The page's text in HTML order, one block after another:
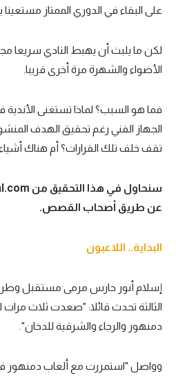
رياضة نسائية
أقسام خاصة
ميركاتو
تحقيق في الجول
حكايات في الجول
كويز في الجول
على البقاء في الدوري الممتاز مستعينا
لكن ما يلبث أن يهبط النادي سريعا
الأضواء والشهرة مرة أخرى قريبا.
الجهاز الفني رغم تحقيق الهدف
تقف خلف تلك القرارات؟ أم هناك
عن طريق أصحاب القصص.
البداية.. اللاعبون
إسلام أنور حارس مرمى مستقبل وطن
الثالثة تحدث قائلا: "صعدت ثلاث مرات
دمنهور والرجاء والشرقية للدخان".
وواصل "استمررت مع ألعاب دمنهور